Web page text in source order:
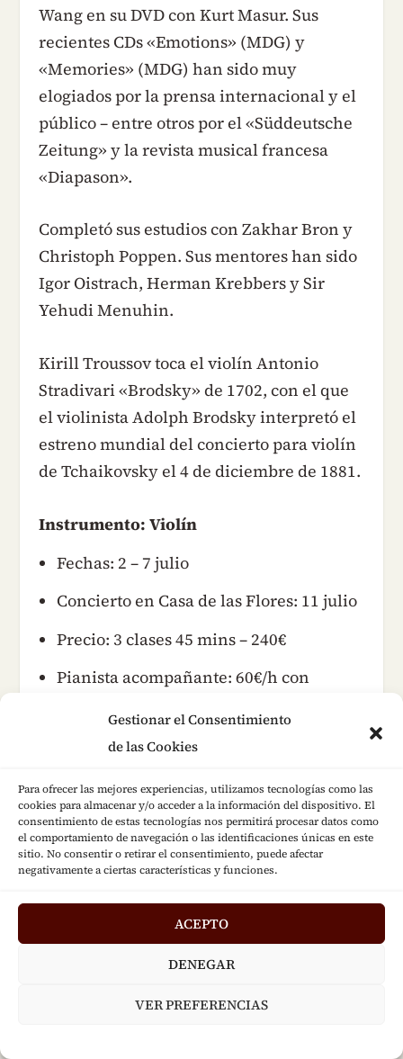
Gestionar el Consentimiento
de las Cookies
Para ofrecer las mejores experiencias, utilizamos tecnologías como las
cookies para almacenar y/o acceder a la información del dispositivo. El
consentimiento de estas tecnologías nos permitirá procesar datos como
el comportamiento de navegación o las identificaciones únicas en este
sitio. No consentir o retirar el consentimiento, puede afectar
negativamente a ciertas características y funciones.
ACEPTO
DENEGAR
VER PREFERENCIAS
Wang en su DVD con Kurt Masur. Sus
recientes CDs «Emotions» (MDG) y
«Memories» (MDG) han sido muy
elogiados por la prensa internacional y el
público – entre otros por el «Süddeutsche
Zeitung» y la revista musical francesa
«Diapason».
Completó sus estudios con Zakhar Bron y
Christoph Poppen. Sus mentores han sido
Igor Oistrach, Herman Krebbers y Sir
Yehudi Menuhin.
Kirill Troussov toca el violín Antonio
Stradivari «Brodsky» de 1702, con el que
el violinista Adolph Brodsky interpretó el
estreno mundial del concierto para violín
de Tchaikovsky el 4 de diciembre de 1881.
Instrumento: Violín
Fechas: 2 – 7 julio
Concierto en Casa de las Flores: 11 julio
Precio: 3 clases 45 mins – 240€
Pianista acompañante: 60€/h con
Violista de origen ruso, recibió su